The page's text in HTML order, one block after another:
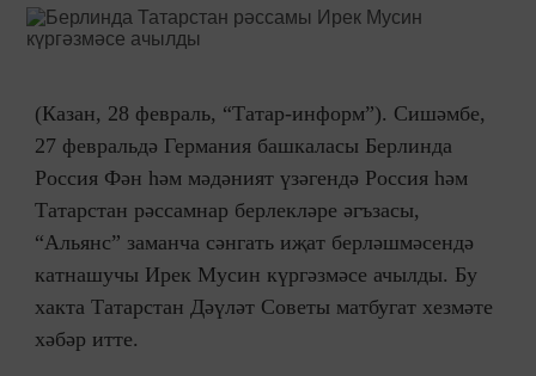
(Казан, 28 февраль, “Татар-информ”). Сишәмбе,
27 февральдә Германия башкаласы Берлинда
Россия Фән һәм мәдәният үзәгендә Россия һәм
Татарстан рәссамнар берлекләре әгъзасы,
“Альянс” заманча сәнгать иҗат берләшмәсендә
катнашучы Ирек Мусин күргәзмәсе ачылды. Бу
хакта Татарстан Дәүләт Советы матбугат хезмәте
хәбәр итте.